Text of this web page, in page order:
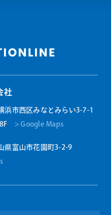
社
市西区みなとみらい3-7-1
8F > Google Maps
富山市花園町3-2-9